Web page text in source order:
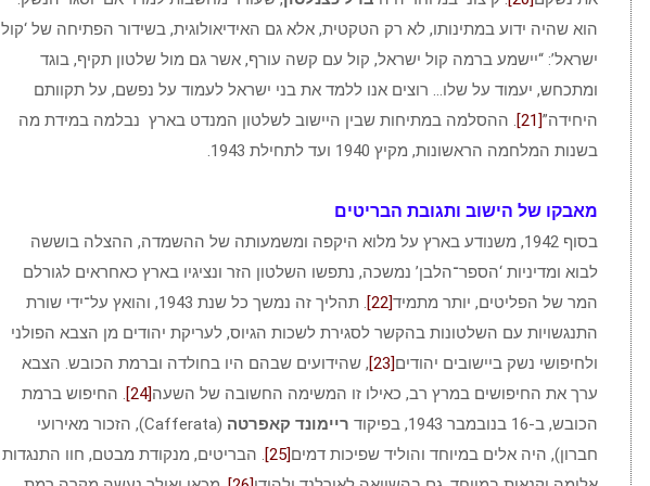
הוא שהיה ידוע במתינותו, לא רק הטקטית, אלא גם האידיאולוגית, בשידור הפתיחה של ‘קול
ישראל’: “יישמע ברמה קול ישראל, קול עם קשה עורף, אשר גם מול שלטון תקיף, בוגד
ומתכחש, יעמוד על שלו… רוצים אנו ללמד את בני ישראל לעמוד על נפשם, על תקוותם
היחידה”[21]
. ההסלמה במתיחות שבין היישוב לשלטון המנדט בארץ נבלמה במידת מה
בשנות המלחמה הראשונות, מקיץ 1940 ועד לתחילת 1943.
מאבקו של הישוב ותגובת הבריטים
בסוף 1942, משנודע בארץ על מלוא היקפה ומשמעותה של ההשמדה, ההצלה בוששה
לבוא ומדיניות ‘הספר־הלבן’ נמשכה, נתפשו השלטון הזר ונציגיו בארץ כאחראים לגורלם
המר של הפליטים, יותר מתמיד[22]
. תהליך זה נמשך כל שנת 1943, והואץ על־ידי שורת
התנגשויות עם השלטונות בהקשר לסגירת לשכות הגיוס, לעריקת יהודים מן הצבא הפולני
ולחיפושי נשק ביישובים יהודים[23]
, שהידועים שבהם היו בחולדה וברמת הכובש. הצבא
ערך את החיפושים במרץ רב, כאילו זו המשימה החשובה של השעה[24]
. החיפוש ברמת
הכובש, ב-16 בנובמבר 1943, בפיקוד
ריימונד קאפרטה
(Cafferata), הזכור מאירועי
חברון), היה אלים במיוחד והוליד שפיכות דמים[25]
. הבריטים, מנקודת מבטם, חוו התנגדות